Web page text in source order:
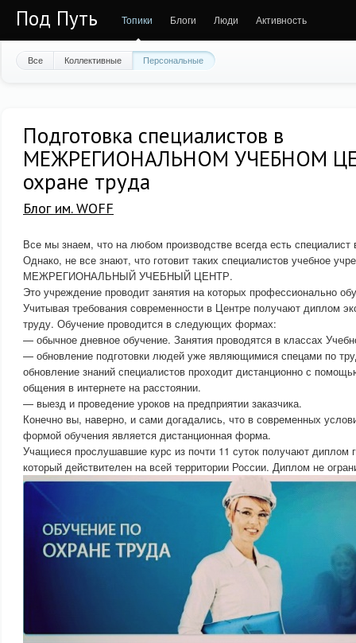
Под Путь Топики Блоги Люди Активность
Все Коллективные Персональные
Подготовка специалистов в
МЕЖРЕГИОНАЛЬНОМ УЧЕБНОМ
охране труда
Блог им. WOFF
Все мы знаем, что на любом производстве всегда есть специалист
Однако, не все знают, что готовит таких специалистов учебное
МЕЖРЕГИОНАЛЬНЫЙ УЧЕБНЫЙ ЦЕНТР.
Это учреждение проводит занятия на которых профессионально
Учитывая требования современности в Центре получают диплом
труду. Обучение проводится в следующих формах:
— обычное дневное обучение. Занятия проводятся в классах
— обновление подготовки людей уже являющимися спецами по
обновление знаний специалистов проходит дистанционно с
общения в интернете на расстоянии.
— выезд и проведение уроков на предприятии заказчика.
Конечно вы, наверно, и сами догадались, что в современных
формой обучения является дистанционная форма.
Учащиеся прослушавшие курс из почти 11 суток получают диплом
который действителен на всей территории России. Диплом не